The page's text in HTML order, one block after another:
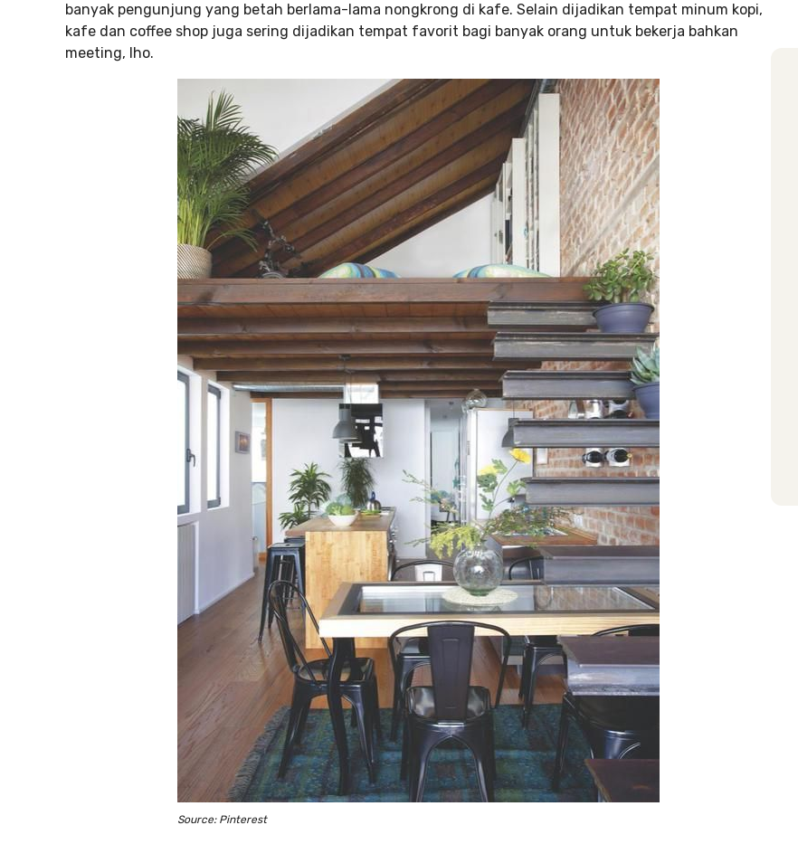
banyak pengunjung yang betah berlama-lama nongkrong di kafe. Selain dijadikan tempat minum kopi,
kafe dan coffee shop juga sering dijadikan tempat favorit bagi banyak orang untuk bekerja bahkan
meeting, lho.
Source: Pinterest